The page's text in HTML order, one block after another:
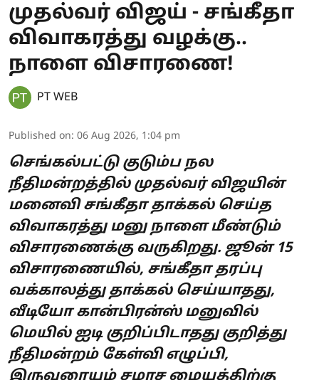
முதல்வர் விஜய் - சங்கீதா
விவாகரத்து வழக்கு..
நாளை விசாரணை!
PT WEB
Published on: 06 Aug 2026, 1:04 pm
செங்கல்பட்டு குடும்ப நல
நீதிமன்றத்தில் முதல்வர் விஜயின்
மனைவி சங்கீதா தாக்கல் செய்த
விவாகரத்து மனு நாளை மீண்டும்
விசாரணைக்கு வருகிறது. ஜூன் 15
விசாரணையில், சங்கீதா தரப்பு
வக்காலத்து தாக்கல் செய்யாதது,
வீடியோ கான்பிரன்ஸ் மனுவில்
மெயில் ஐடி குறிப்பிடாதது குறித்து
நீதிமன்றம் கேள்வி எழுப்பி,
இருவரையும் சமரச மையத்திற்கு